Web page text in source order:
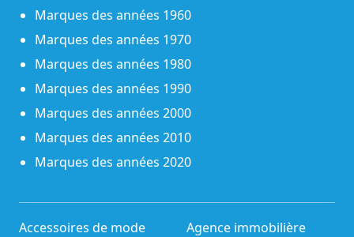
Marques des années 1960
Marques des années 1970
Marques des années 1980
Marques des années 1990
Marques des années 2000
Marques des années 2010
Marques des années 2020
Accessoires de mode
Agence immobilière